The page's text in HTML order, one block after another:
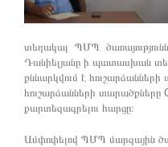
տեղակալ ՊՄՊ
Դանիելյանը ի պատասխան
քննարկվում է
հուշարձանների տարածքները
քարտեզագրելու հարցը։
Ամփոփելով ՊՄՊ մարզային